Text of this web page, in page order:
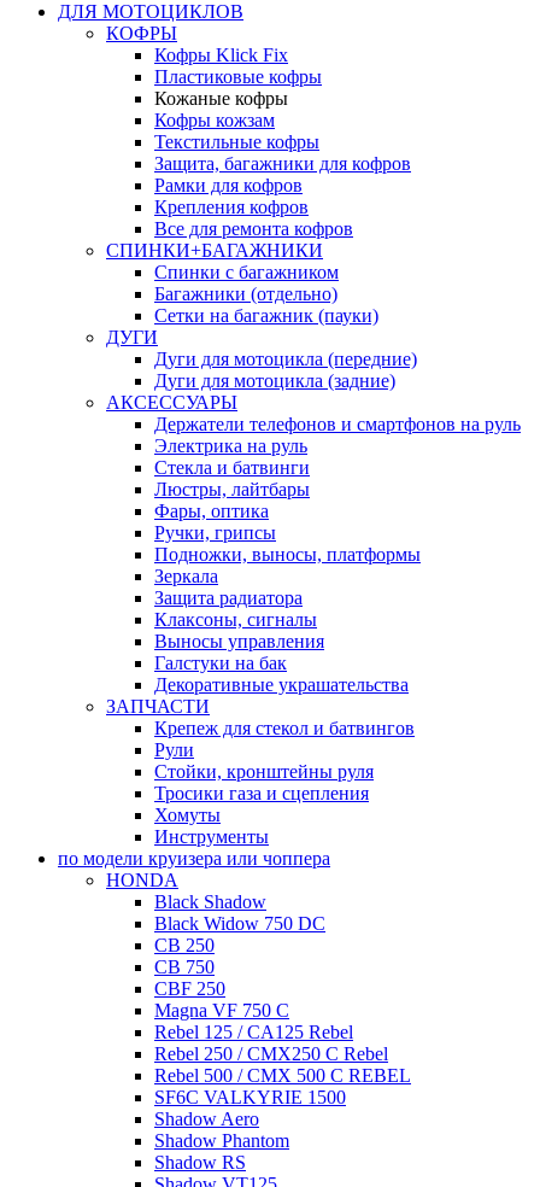
ДЛЯ МОТОЦИКЛОВ
КОФРЫ
Кофры Klick Fix
Пластиковые кофры
Кожаные кофры
Кофры кожзам
Текстильные кофры
Защита, багажники для кофров
Рамки для кофров
Крепления кофров
Все для ремонта кофров
СПИНКИ+БАГАЖНИКИ
Спинки с багажником
Багажники (отдельно)
Сетки на багажник (пауки)
ДУГИ
Дуги для мотоцикла (передние)
Дуги для мотоцикла (задние)
АКСЕССУАРЫ
Держатели телефонов и смартфонов на руль
Электрика на руль
Стекла и батвинги
Люстры, лайтбары
Фары, оптика
Ручки, грипсы
Подножки, выносы, платформы
Зеркала
Защита радиатора
Клаксоны, сигналы
Выносы управления
Галстуки на бак
Декоративные украшательства
ЗАПЧАСТИ
Крепеж для стекол и батвингов
Рули
Стойки, кронштейны руля
Тросики газа и сцепления
Хомуты
Инструменты
по модели круизера или чоппера
HONDA
Black Shadow
Black Widow 750 DC
CB 250
CB 750
CBF 250
Magna VF 750 C
Rebel 125 / CA125 Rebel
Rebel 250 / CMX250 C Rebel
Rebel 500 / CMX 500 C REBEL
SF6C VALKYRIE 1500
Shadow Aero
Shadow Phantom
Shadow RS